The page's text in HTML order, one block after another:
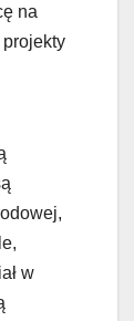
na
w